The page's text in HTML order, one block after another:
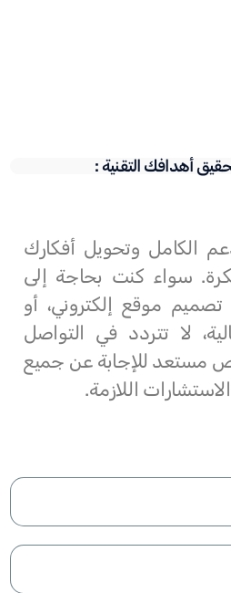
أهدافك التقنية :
الكامل وتحويل أفكارك
سواء كنت بحاجة إلى
موقع إلكتروني، أو
لا تتردد في التواصل
مستعد للإجابة عن جميع
اللازمة.